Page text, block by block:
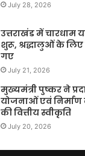
July 28, 2026
उत्तराखंड में चारधाम
शुरू, श्रद्धालुओं के लिए
गए
July 21, 2026
मुख्यमंत्री पुष्कर ने
योजनाओं एवं निर्माण
की वित्तीय स्वीकृति
July 20, 2026